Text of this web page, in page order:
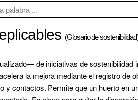
(Glosario de sostenibilidad)
de iniciativas de sostenibilidad
acelera la mejora mediante el registro de
y contactos. Permite que un huerto en